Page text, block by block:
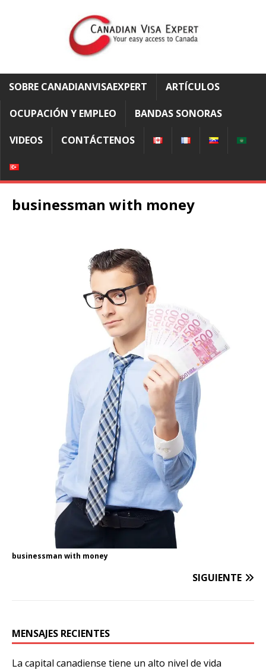
SOBRE CANADIANVISAEXPERT ARTÍCULOS
OCUPACIÓN Y EMPLEO BANDAS SONORAS
VIDEOS CONTÁCTENOS
businessman with money
businessman with money
SIGUIENTE
MENSAJES RECIENTES
La capital canadiense tiene un alto nivel de vida